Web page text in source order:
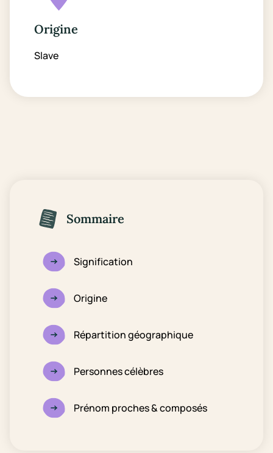
Origine
Slave
Sommaire
Signification
Origine
Répartition géographique
Personnes célèbres
Prénom proches & composés